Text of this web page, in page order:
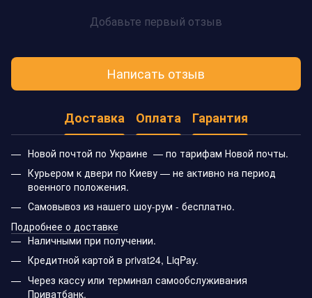
Добавьте первый отзыв
Написать отзыв
Доставка Оплата Гарантия
Новой почтой по Украине — по тарифам Новой почты.
Курьером к двери по Киеву — не активно на период
военного положения.
Самовывоз из нашего шоу-рум - бесплатно.
Подробнее о доставке
Наличными при получении.
Кредитной картой в privat24, LiqPay.
Через кассу или терминал самообслуживания
Приватбанк.